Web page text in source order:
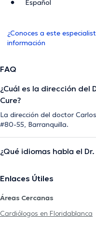
Español
¿Conoces a este
información
FAQ
¿Cuál es la dirección del
Cure?
La dirección del doctor
#80-55, Barranquilla.
¿Qué idiomas habla el
Enlaces Útiles
Áreas Cercanas
Cardiólogos en Floridablanca